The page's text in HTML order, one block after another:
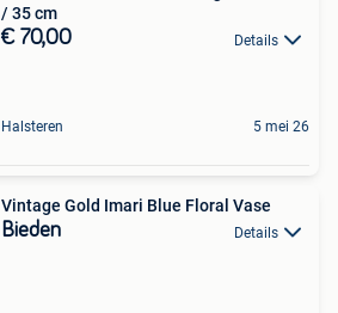
/ 35 cm
€ 70,00 Details
Halsteren 5 mei 26
Vintage Gold Imari Blue Floral Vase
Bieden Details